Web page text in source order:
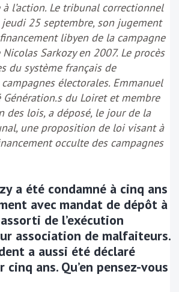
l’action. Le tribunal correctionnel
jeudi 25 septembre, son jugement
libyen de la campagne
Sarkozy en 2007. Le procès
du système français de
électorales. Emmanuel
Génération.s du Loiret et membre
des lois, a déposé, le jour de la
une proposition de loi visant à
occulte des campagnes
a été condamné à cinq ans
avec mandat de dépôt à
de l’exécution
association de malfaiteurs.
a aussi été déclaré
ans. Qu’en pensez-vous